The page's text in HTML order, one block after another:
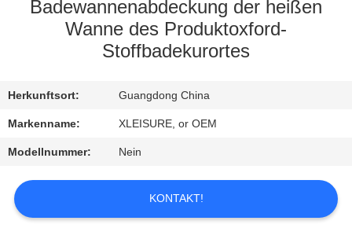
CONTROL
CONTACT
REQUEST
A
QUOTE
Badewannenabdeckung der heißen
Wanne des Produktoxford-
Stoffbadekurortes
Herkunftsort: Guangdong China
Markenname: XLEISURE, or OEM
Modellnummer: Nein
KONTAKT!